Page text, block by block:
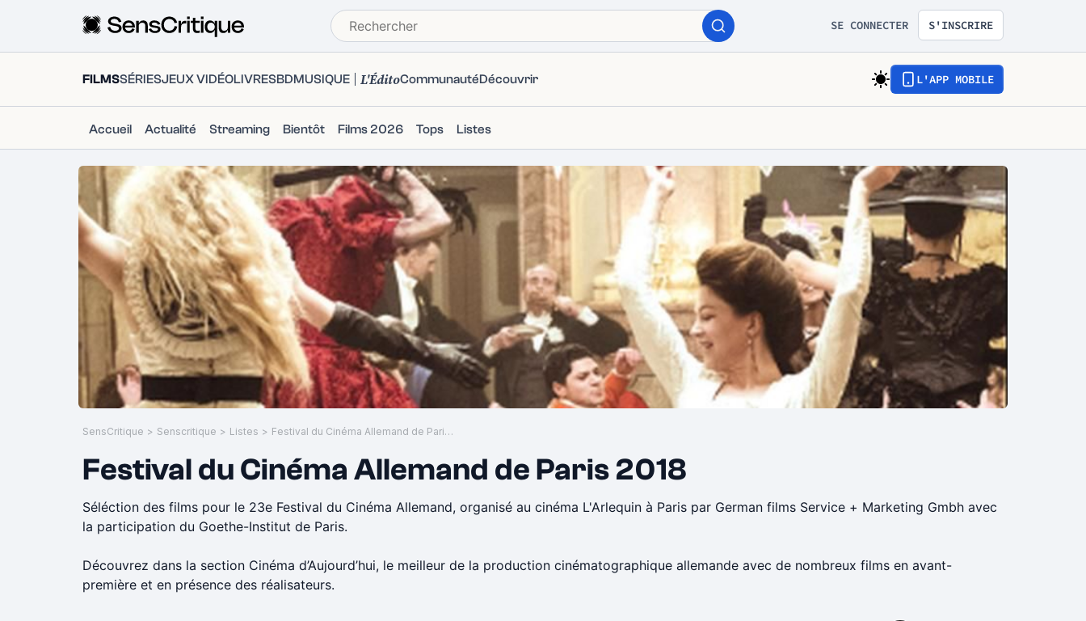
SE CONNECTER S'INSCRIRE
FILMSSÉRIESJEUX VIDÉOLIVRESBDMUSIQUE L'ÉditoCommunautéDécouvrir L'APP MOBILE
Accueil Actualité Streaming Bientôt Films 2026 Tops Listes
SensCritique > Senscritique > Listes > Festival du Cinéma Allemand de Paris 2018
Festival du Cinéma Allemand de Paris 2018
Séléction des films pour le 23e Festival du Cinéma Allemand, organisé au cinéma L'Arlequin à Paris par German films Service + Marketing Gmbh avec
la participation du Goethe-Institut de Paris.
Découvrez dans la section Cinéma d’Aujourd’hui, le meilleur de la production cinématographique allemande avec de nombreux films en avant-
première et en présence des réalisateurs.